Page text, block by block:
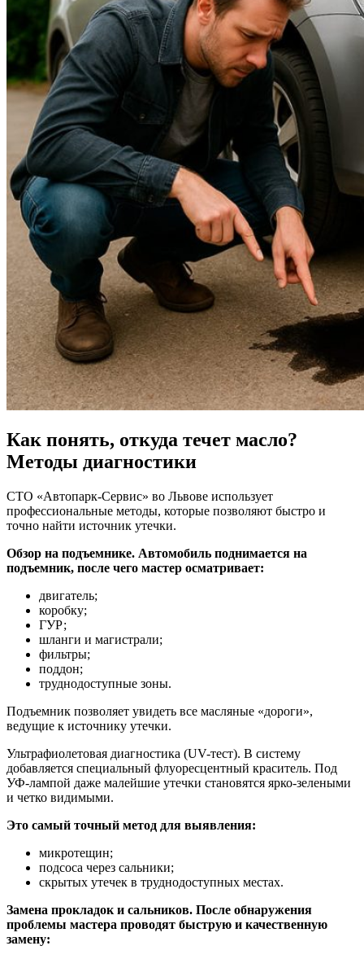
Как понять, откуда течет масло?
Методы диагностики
СТО «Автопарк-Сервис» во Львове использует
профессиональные методы, которые позволяют быстро и
точно найти источник утечки.
Обзор на подъемнике. Автомобиль поднимается на
подъемник, после чего мастер осматривает:
двигатель;
коробку;
ГУР;
шланги и магистрали;
фильтры;
поддон;
труднодоступные зоны.
Подъемник позволяет увидеть все масляные «дороги»,
ведущие к источнику утечки.
Ультрафиолетовая диагностика (UV-тест). В систему
добавляется специальный флуоресцентный краситель. Под
УФ-лампой даже малейшие утечки становятся ярко-зелеными
и четко видимыми.
Это самый точный метод для выявления:
микротещин;
подсоса через сальники;
скрытых утечек в труднодоступных местах.
Замена прокладок и сальников. После обнаружения
проблемы мастера проводят быструю и качественную
замену: